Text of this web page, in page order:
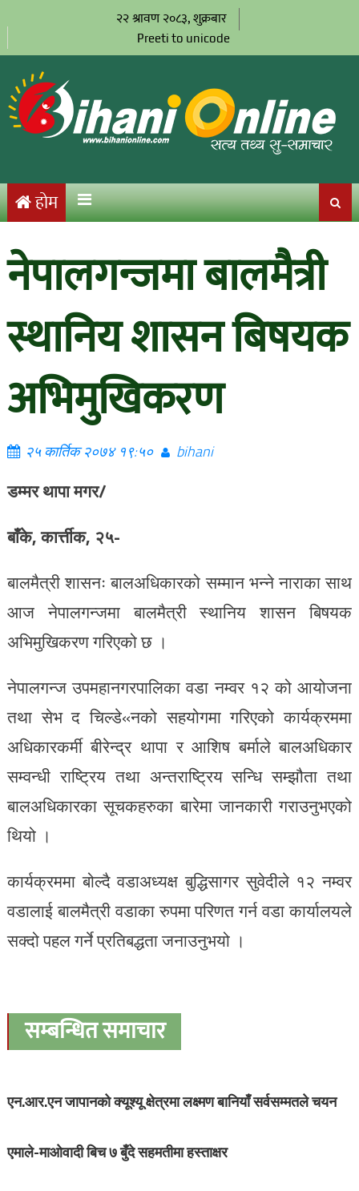
२२ श्रावण २०८३, शुक्रबार
Preeti to unicode
होम
नेपालगन्जमा बालमैत्री
स्थानिय शासन बिषयक
अभिमुखिकरण
२५ कार्तिक २०७४ १९:५० bihani
डम्मर थापा मगर/
बाँके, कार्त्तीक, २५-
बालमैत्री शासनः बालअधिकारको सम्मान भन्ने नाराका साथ
आज नेपालगन्जमा बालमैत्री स्थानिय शासन बिषयक
अभिमुखिकरण गरिएको छ ।
नेपालगन्ज उपमहानगरपालिका वडा नम्वर १२ को आयोजना
तथा सेभ द चिल्डे«नको सहयोगमा गरिएको कार्यक्रममा
अधिकारकर्मी बीरेन्द्र थापा र आशिष बर्माले बालअधिकार
सम्वन्धी राष्ट्रिय तथा अन्तराष्ट्रिय सन्धि सम्झौता तथा
बालअधिकारका सूचकहरुका बारेमा जानकारी गराउनुभएको
थियो ।
कार्यक्रममा बोल्दै वडाअध्यक्ष बुद्धिसागर सुवेदीले १२ नम्वर
वडालाई बालमैत्री वडाका रुपमा परिणत गर्न वडा कार्यालयले
सक्दो पहल गर्ने प्रतिबद्धता जनाउनुभयो ।
सम्बन्धित समाचार
एन.आर.एन जापानको क्यूश्यू क्षेत्रमा लक्ष्मण बानियाँ सर्वसम्मतले चयन
एमाले-माओवादी बिच ७ बुँदे सहमतीमा हस्ताक्षर